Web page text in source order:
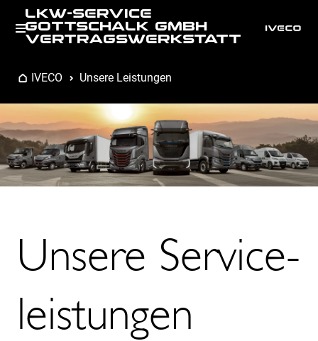
LKW-SERVICE
GOTTSCHALK GMBH
VERTRAGSWERKSTATT
IVECO Unsere Leistungen
Unsere Service­­­­­­
leistungen